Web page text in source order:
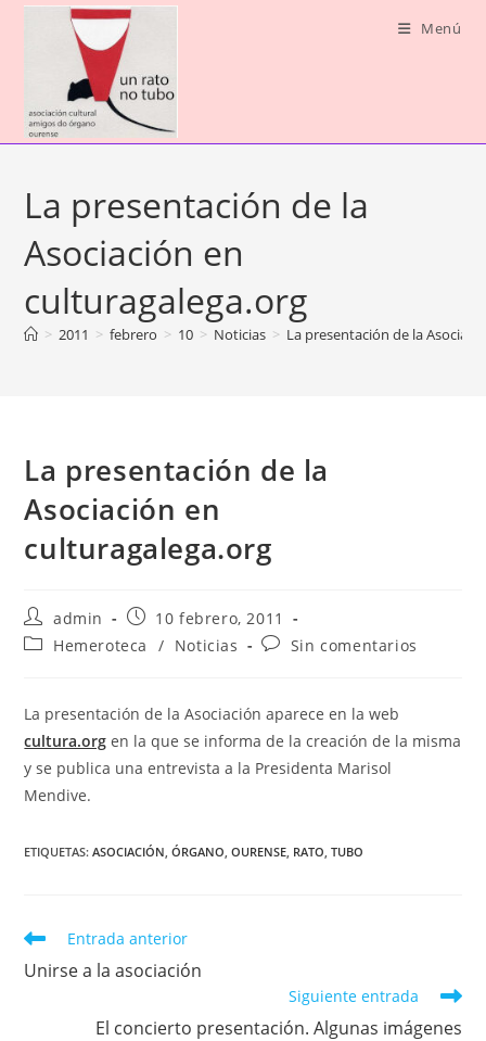
Menú
La presentación de la
Asociación en
culturagalega.org
> 2011 > febrero > 10 > Noticias > La presentación de la
La presentación de la
Asociación en
culturagalega.org
Autor
de
la
admin
Publicación
la
10 febrero, 2011
Categoría
entrada:
Hemeroteca / Noticias
Comentarios
Sin comentarios
La presentación de la Asociación aparece en la web
cultura.org en la que se informa de la creación de la misma
y se publica una entrevista a la Presidenta Marisol
Mendive.
ETIQUETAS:ASOCIACIÓN, ÓRGANO, OURENSE, RATO, TUBO
Leer
artículos
Entrada anterior
Unirse a la asociación
Siguiente entrada
El concierto presentación. Algunas imágenes